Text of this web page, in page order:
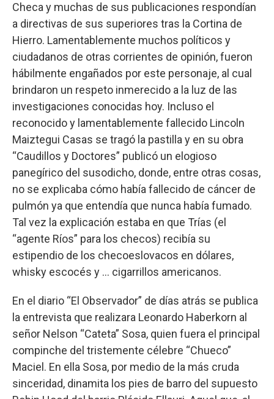
Checa y muchas de sus publicaciones respondían
a directivas de sus superiores tras la Cortina de
Hierro. Lamentablemente muchos políticos y
ciudadanos de otras corrientes de opinión, fueron
hábilmente engañados por este personaje, al cual
brindaron un respeto inmerecido a la luz de las
investigaciones conocidas hoy. Incluso el
reconocido y lamentablemente fallecido Lincoln
Maiztegui Casas se tragó la pastilla y en su obra
“Caudillos y Doctores” publicó un elogioso
panegírico del susodicho, donde, entre otras cosas,
no se explicaba cómo había fallecido de cáncer de
pulmón ya que entendía que nunca había fumado.
Tal vez la explicación estaba en que Trías (el
“agente Ríos” para los checos) recibía su
estipendio de los checoeslovacos en dólares,
whisky escocés y … cigarrillos americanos.
En el diario “El Observador” de días atrás se publica
la entrevista que realizara Leonardo Haberkorn al
señor Nelson “Cateta” Sosa, quien fuera el principal
compinche del tristemente célebre “Chueco”
Maciel. En ella Sosa, por medio de la más cruda
sinceridad, dinamita los pies de barro del supuesto